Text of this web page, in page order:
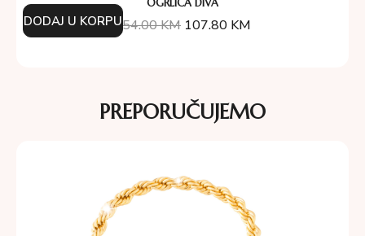
154.00KM 107.80 KM
DODAJ U KORPU
PREPORUČUJEMO